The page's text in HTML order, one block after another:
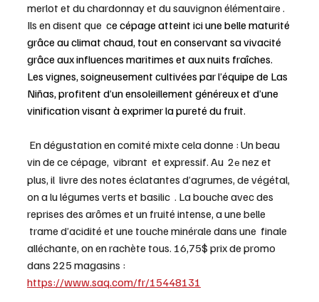
merlot et du chardonnay et du sauvignon élémentaire .
Ils en disent que  ce cépage atteint ici une belle maturité
grâce au climat chaud, tout en conservant sa vivacité
grâce aux influences maritimes et aux nuits fraîches.
Les vignes, soigneusement cultivées par l’équipe de Las
Niñas, profitent d’un ensoleillement généreux et d’une
vinification visant à exprimer la pureté du fruit.
vin de ce cépage,  vibrant  et expressif. Au  2e nez et
plus, il  livre des notes éclatantes d’agrumes, de végétal,
on a lu légumes verts et basilic  . La bouche avec des
reprises des arômes et un fruité intense, a une belle
trame d’acidité et une touche minérale dans une  finale
alléchante, on en rachète tous. 16,75$ prix de promo
dans 225 magasins :
https://www.saq.com/fr/15448131